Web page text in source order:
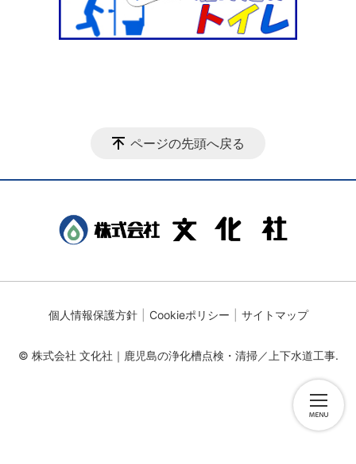
ページの先頭へ戻る
個人情報保護方針 Cookieポリシー サイトマップ
© 株式会社 文化社｜鹿児島の浄化槽点検・清掃／上下水道工事.